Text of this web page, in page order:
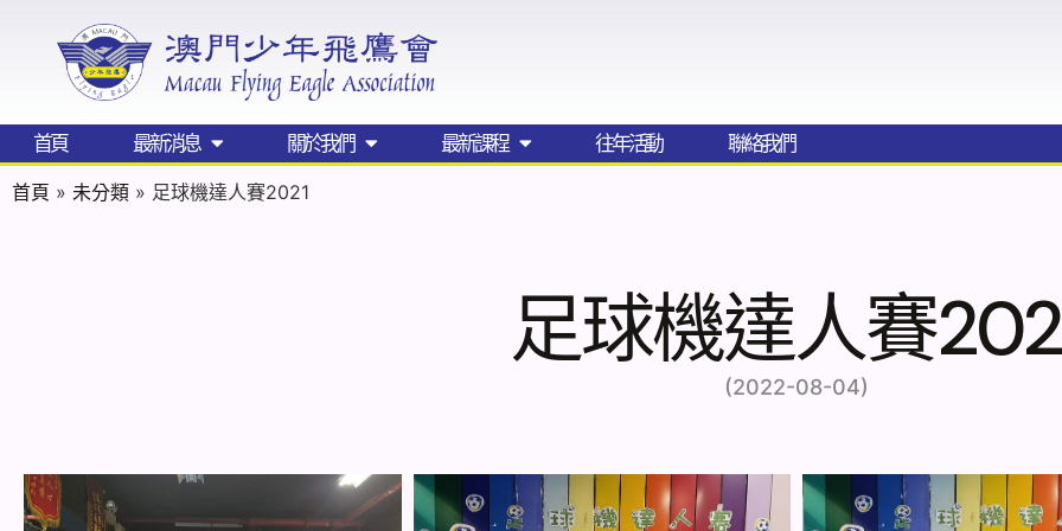
首頁 最新消息 關於我們 最新課程 往年活動 聯絡我們​
首頁 » 未分類 » 足球機達人賽2021
足球機達人賽
(2022-08-04)